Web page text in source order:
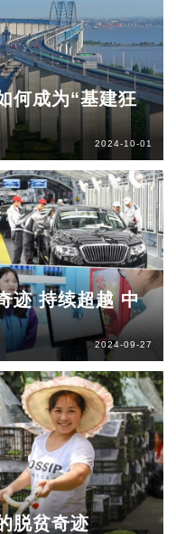
何成为“基建狂
2024-10-01
迹 持续超越 中
2024-09-27
脱贫奇迹